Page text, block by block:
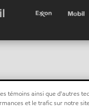
témoins ainsi que d'autres
et le trafic sur notre